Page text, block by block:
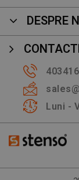
DESPRE
Luni -